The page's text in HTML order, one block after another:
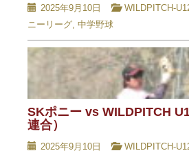
2025年9月10日 WILDPITCH-
ニーリーグ, 中学野球
SKポニー vs WILDPITCH
連合）
2025年9月10日 WILDPITCH-